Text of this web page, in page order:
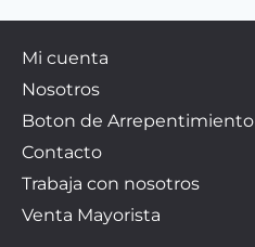
Mi cuenta
Nosotros
Boton de Arrepentimiento
Contacto
Trabaja con nosotros
Venta Mayorista